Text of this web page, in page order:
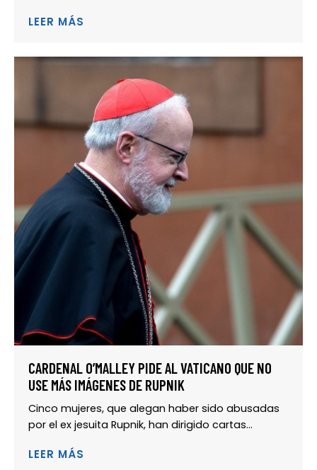
LEER MÁS
CARDENAL O’MALLEY PIDE AL VATICANO QUE NO
USE MÁS IMÁGENES DE RUPNIK
Cinco mujeres, que alegan haber sido abusadas
por el ex jesuita Rupnik, han dirigido cartas...
LEER MÁS